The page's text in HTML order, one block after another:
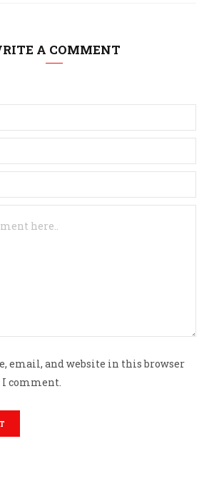
A COMMENT
email, and website in this browser
comment.